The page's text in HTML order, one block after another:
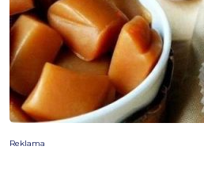
Reklama